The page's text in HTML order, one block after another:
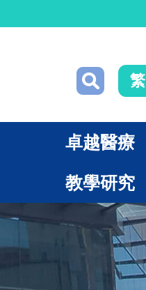
繁
卓越醫療
教學研究